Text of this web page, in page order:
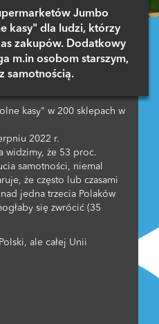
Jumbo
kasy" dla ludzi, którzy
zakupów. Dodatkowy
m.in osobom starszym,
samotnością.
kasy" w 200 sklepach w
2022 r.
widzimy, że 53 proc.
samotności, niemal
że często lub czasami
jedna trzecia Polaków
się zwrócić (35
ale całej Unii